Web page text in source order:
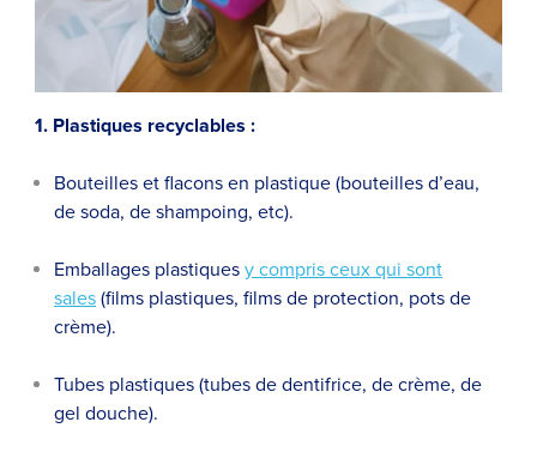
1. Plastiques recyclables :
Bouteilles et flacons en plastique (bouteilles d’eau,
de soda, de shampoing, etc).
Emballages plastiques y compris ceux qui sont
sales (films plastiques, films de protection, pots de
crème).
Tubes plastiques (tubes de dentifrice, de crème, de
gel douche).